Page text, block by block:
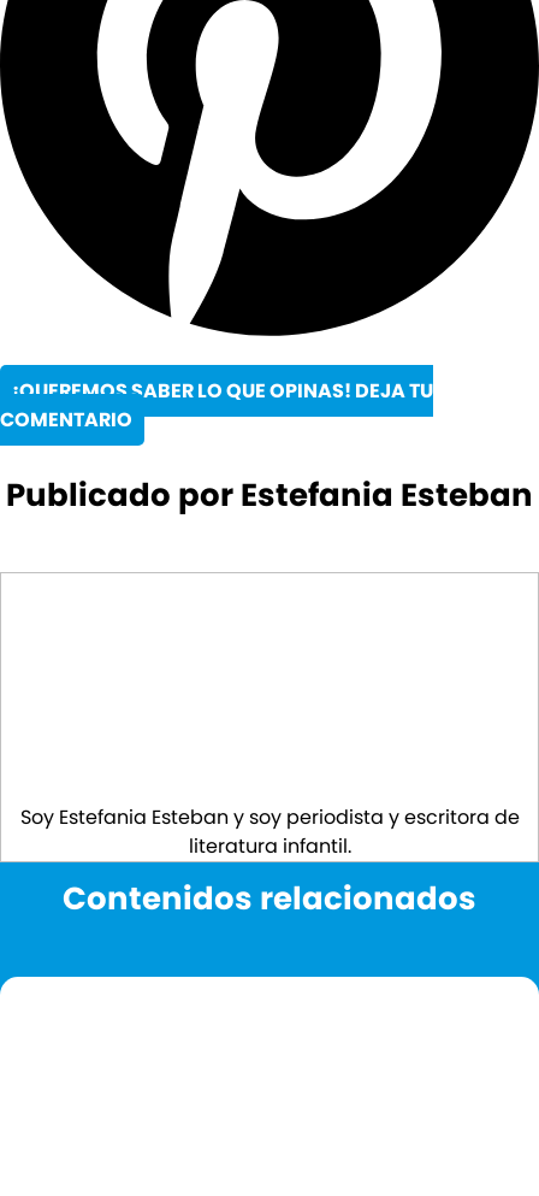
¡QUEREMOS SABER LO QUE OPINAS! DEJA TU
COMENTARIO
Publicado por Estefania Esteban
Soy Estefania Esteban y soy periodista y escritora de
literatura infantil.
Contenidos relacionados